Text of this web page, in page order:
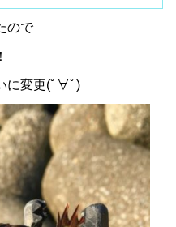
ので
に変更(ﾟ∀ﾟ)